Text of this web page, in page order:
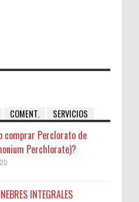
COMENT. SERVICIOS
comprar Perclorato de
Perchlorate)?
INTEGRALES